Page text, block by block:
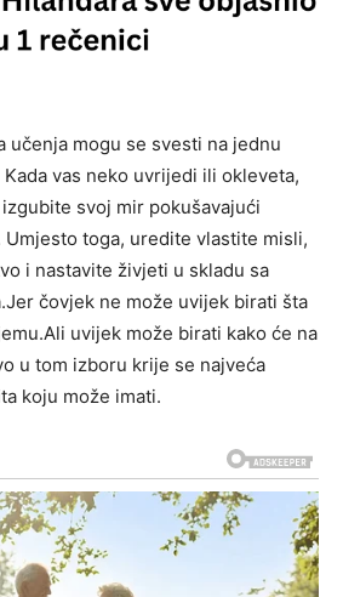
učenja mogu se svesti na jednu
vas neko uvrijedi ili okleveta,
svoj mir pokušavajući
toga, uredite vlastite misli,
i nastavite živjeti u skladu sa
čovjek ne može uvijek birati šta
uvijek može birati kako će na
u tom izboru krije se najveća
koju može imati.